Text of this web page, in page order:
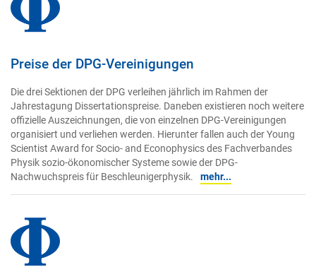
Preise der DPG-Vereinigungen
Die drei Sektionen der DPG verleihen jährlich im Rahmen der
Jahrestagung Dissertationspreise. Daneben existieren noch weitere
offizielle Auszeichnungen, die von einzelnen DPG-Vereinigungen
organisiert und verliehen werden. Hierunter fallen auch der Young
Scientist Award for Socio- and Econophysics des Fachverbandes
Physik sozio-ökonomischer Systeme sowie der DPG-
Nachwuchspreis für Beschleunigerphysik.
mehr...